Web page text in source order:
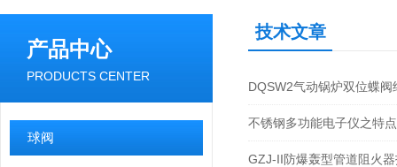
产品中心
PRODUCTS CENTER
球阀
技术文章
DQSW2气动锅炉双位蝶
不锈钢多功能电子仪之特
GZJ-II防爆轰型管道阻火